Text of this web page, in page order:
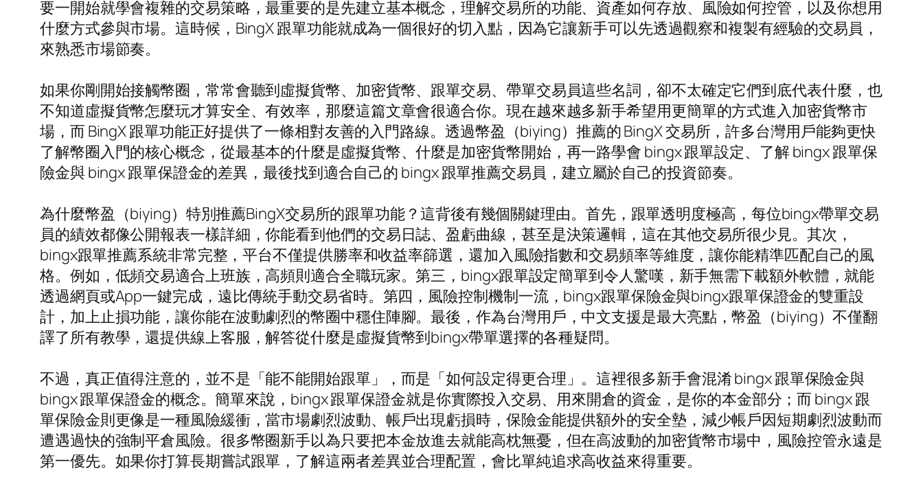
要一開始就學會複雜的交易策略，最重要的是先建立基本概念，理解交易所的功能、資產如何存放、風險如何控管，以及你想用
什麼方式參與市場。這時候，BingX 跟單功能就成為一個很好的切入點，因為它讓新手可以先透過觀察和複製有經驗的交易員，
來熟悉市場節奏。
如果你剛開始接觸幣圈，常常會聽到虛擬貨幣、加密貨幣、跟單交易、帶單交易員這些名詞，卻不太確定它們到底代表什麼，也
不知道虛擬貨幣怎麼玩才算安全、有效率，那麼這篇文章會很適合你。現在越來越多新手希望用更簡單的方式進入加密貨幣市
場，而 BingX 跟單功能正好提供了一條相對友善的入門路線。透過幣盈（biying）推薦的 BingX 交易所，許多台灣用戶能夠更快
了解幣圈入門的核心概念，從最基本的什麼是虛擬貨幣、什麼是加密貨幣開始，再一路學會 bingx 跟單設定、了解 bingx 跟單保
險金與 bingx 跟單保證金的差異，最後找到適合自己的 bingx 跟單推薦交易員，建立屬於自己的投資節奏。
為什麼幣盈（biying）特別推薦BingX交易所的跟單功能？這背後有幾個關鍵理由。首先，跟單透明度極高，每位bingx帶單交易
員的績效都像公開報表一樣詳細，你能看到他們的交易日誌、盈虧曲線，甚至是決策邏輯，這在其他交易所很少見。其次，
bingx跟單推薦系統非常完整，平台不僅提供勝率和收益率篩選，還加入風險指數和交易頻率等維度，讓你能精準匹配自己的風
格。例如，低頻交易適合上班族，高頻則適合全職玩家。第三，bingx跟單設定簡單到令人驚嘆，新手無需下載額外軟體，就能
透過網頁或App一鍵完成，遠比傳統手動交易省時。第四，風險控制機制一流，bingx跟單保險金與bingx跟單保證金的雙重設
計，加上止損功能，讓你能在波動劇烈的幣圈中穩住陣腳。最後，作為台灣用戶，中文支援是最大亮點，幣盈（biying）不僅翻
譯了所有教學，還提供線上客服，解答從什麼是虛擬貨幣到bingx帶單選擇的各種疑問。
不過，真正值得注意的，並不是「能不能開始跟單」，而是「如何設定得更合理」。這裡很多新手會混淆 bingx 跟單保險金與
bingx 跟單保證金的概念。簡單來說，bingx 跟單保證金就是你實際投入交易、用來開倉的資金，是你的本金部分；而 bingx 跟
單保險金則更像是一種風險緩衝，當市場劇烈波動、帳戶出現虧損時，保險金能提供額外的安全墊，減少帳戶因短期劇烈波動而
遭遇過快的強制平倉風險。很多幣圈新手以為只要把本金放進去就能高枕無憂，但在高波動的加密貨幣市場中，風險控管永遠是
第一優先。如果你打算長期嘗試跟單，了解這兩者差異並合理配置，會比單純追求高收益來得重要。